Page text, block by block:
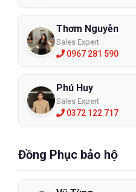
Thơm Nguyễn
Sales Expert
0967 281 590
Phú Huy
Sales Expert
0372 122 717
Đồng Phục bảo hộ